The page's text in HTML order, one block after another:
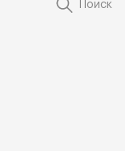
Поиск